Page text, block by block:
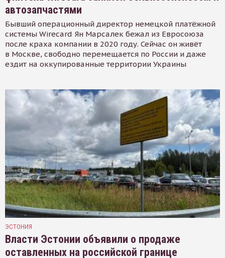
автозапчастями
Бывший операционный директор немецкой платёжной
системы Wirecard Ян Марсалек бежал из Евросоюза
после краха компании в 2020 году. Сейчас он живёт
в Москве, свободно перемещается по России и даже
ездит на оккупированные территории Украины
ЭСТОНИЯ
Власти Эстонии объявили о продаже
оставленных на российской границе